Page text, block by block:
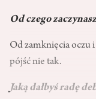
Od czego
Od zamknięcia oczu
pójść nie tak.
Jaką dałbyś radę